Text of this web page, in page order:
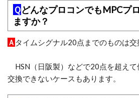
ＱどんなプロコンでもMPCプ
ますか？
Ａ タイムシグナル20点までのものは交
HSN（日阪製）などで20点を超えて
交換できないケースもあります。